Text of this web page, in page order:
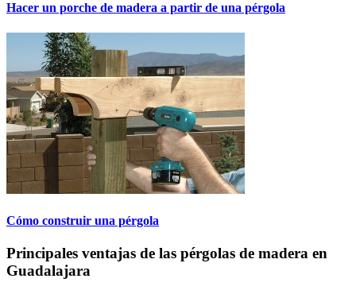
Hacer un porche de madera a partir de una pérgola
Cómo construir una pérgola
Principales ventajas de las pérgolas de madera en
Guadalajara